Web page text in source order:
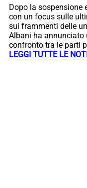
Dopo la sospensione
con un focus sulle
sui frammenti delle
Albani ha annunciato
confronto tra le parti
LEGGI TUTTE LE